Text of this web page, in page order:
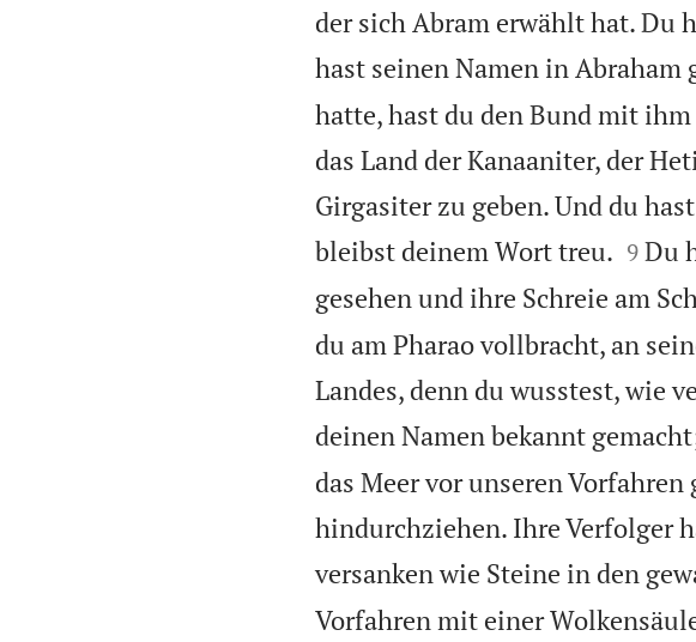
der sich Abram erwählt hat. Du
hast seinen Namen in Abraham
hatte, hast du den Bund mit
das Land der Kanaaniter, der
Girgasiter zu geben. Und du
bleibst deinem Wort treu.
9 Du
gesehen und ihre Schreie am
du am Pharao vollbracht, an
Landes, denn du wusstest, wie
deinen Namen bekannt
das Meer vor unseren
hindurchziehen. Ihre Verfolger
versanken wie Steine in den
Vorfahren mit einer